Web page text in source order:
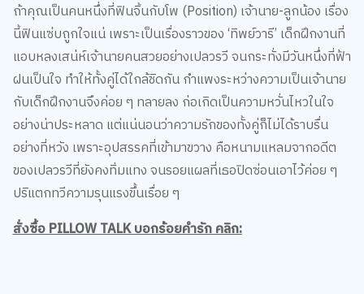
ถ้าคุณเป็นคนหนึ่งที่ฟินจิ้นกับโพ (Position) เจ้านาย-ลูกน้อง เรื่อง
นี้ฟินแซ่บถูกใจแน่ เพราะเป็นเรื่องราวของ ‘ทิพย์วารี’ เด็กฝึกงานที่
แอบหลงเสน่ห์เจ้านายคนสวยอย่างเปลวรวี จนกระทั่งมีวันหนึ่งที่ฟ้า
ฝนเป็นใจ ทำให้ทั้งคู่ได้ใกล้ชิดกัน กำแพงระหว่างความเป็นเจ้านาย
กับเด็กฝึกงานจึงค่อย ๆ ทลายลง ก่อเกิดเป็นความหวั่นไหวในใจ
อย่างน่าประหลาด แต่แน่นอนว่าความรักของทั้งคู่ก็ไม่ได้ราบรื่น
อย่างที่หวัง เพราะอุปสรรคที่เข้ามาขวาง คือหนามแหลมจากอดีต
ของเปลวรวีที่ยังคงทิ่มแทง จนรอยแผลที่เธอปิดซ่อนเอาไว้ค่อย ๆ
ปริแตกทวีความรุนแรงขึ้นเรื่อย ๆ
สั่งซื้อ PILLOW TALK บอกร้อยคำรัก คลิก: